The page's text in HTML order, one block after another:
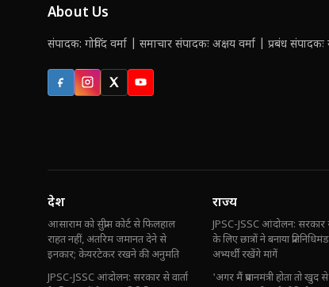
About Us
संपादक: गोविंद वर्मा | समाचार संपादकः अक्षय वर्मा | प्रबंध संपादकः
FacebookInstagram
X (Twitter)
YouTube
देश
आसाराम को सुप्रीम कोर्ट से फिलहाल
राहत नहीं, अंतरिम जमानत देने से
इनकार; केयरटेकर रखने की अनुमति
JPSC-JSSC आंदोलन: सरकार से वार्ता
राज्य
JPSC-JSSC आंदोलन: सरकार से
के लिए छात्रों ने बनाया
अभ्यर्थी रखेंगे मांगें
'अगर मैं प्रधानमंत्री होता तो खुद